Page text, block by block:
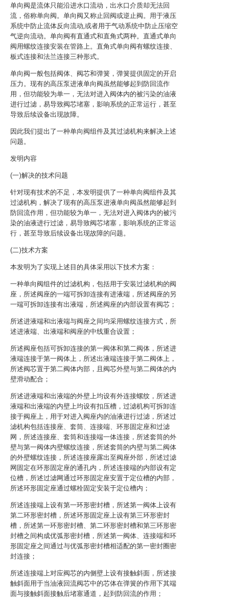
单向阀是流体只能沿进水口流动，出水口介质却无法回
流，俗称单向阀。单向阀又称止回阀或逆止阀。用于液压
系统中防止流体反向流动,或者用于气动系统中防止压缩空
气逆向流动。单向阀有直通式和直角式两种。直通式单向
阀用螺纹连接安装在管路上。直角式单向阀有螺纹连接、
板式连接和法兰连接三种形式。
单向阀一般包括阀体、阀芯和弹簧，弹簧提供固定的开启
压力。现有的高压泵进液单向阀虽然能够起到防回流作
用，但功能较为单一，无法对进入阀体内的被污染的油液
进行过滤，易导致阀芯堵塞，影响系统的正常运行，甚至
导致后续设备出现故障。
因此我们提出了一种单向阀组件及其过滤机构来解决上述
问题。
发明内容
(一)解决的技术问题
针对现有技术的不足，本发明提供了一种单向阀组件及其
过滤机构，解决了现有的高压泵进液单向阀虽然能够起到
防回流作用，但功能较为单一，无法对进入阀体内的被污
染的油液进行过滤，易导致阀芯堵塞，影响系统的正常运
行，甚至导致后续设备出现故障的问题。
(二)技术方案
本发明为了实现上述目的具体采用以下技术方案：
一种单向阀组件的过滤机构，包括用于安装过滤机构的阀
座，所述阀座的一端可拆卸连接有进液端，所述阀座的另
一端可拆卸连接有出液端，所述阀座的内部设置有阀芯；
所述进液端和出液端与阀座之间均采用螺纹连接方式，所
述进液端、出液端和阀座的中线重合设置；
所述阀座包括可拆卸连接的第一阀体和第二阀体，所述进
液端连接于第一阀体上，所述出液端连接于第二阀体上，
所述阀芯置于第二阀体内部，且阀芯外壁与第二阀体的内
壁滑动配合；
所述进液端和出液端的外壁上均设有外连接螺纹，所述进
液端和出液端的内壁上均设有扣压槽，过滤机构可拆卸连
接于阀座上，用于对进入阀座内的油液进行过滤，所述过
滤机构包括连接座、套筒、连接端、环形固定座和过滤
网，所述连接座、套筒和连接端一体连接，所述套筒的外
壁与第一阀体内壁螺纹连接，所述套筒的内壁与第二阀体
的外壁螺纹连接，所述连接座露出至阀座外部，所述过滤
网固定在环形固定座的通孔内，所述连接端的内部设有定
位槽，所述过滤网通过环形固定座安置于定位槽的内部，
所述环形固定座通过螺栓固定安装于定位槽内；
所述连接端上设有第一环形密封槽，所述第一阀体上设有
第二环形密封槽，所述环形固定座上设有第三环形密封
槽，所述第一环形密封槽、第二环形密封槽和第三环形密
封槽之间构成优弧形密封槽，所述第一阀体、连接端和环
形固定座之间通过与优弧形密封槽相适配的第一密封圈密
封连接；
所述连接端上对应阀芯的内侧壁上设有接触斜面，所述接
触斜面用于当油液回流阀芯中的芯体在弹簧的作用下其端
面与接触斜面接触后堵塞通道，起到防回流的作用；